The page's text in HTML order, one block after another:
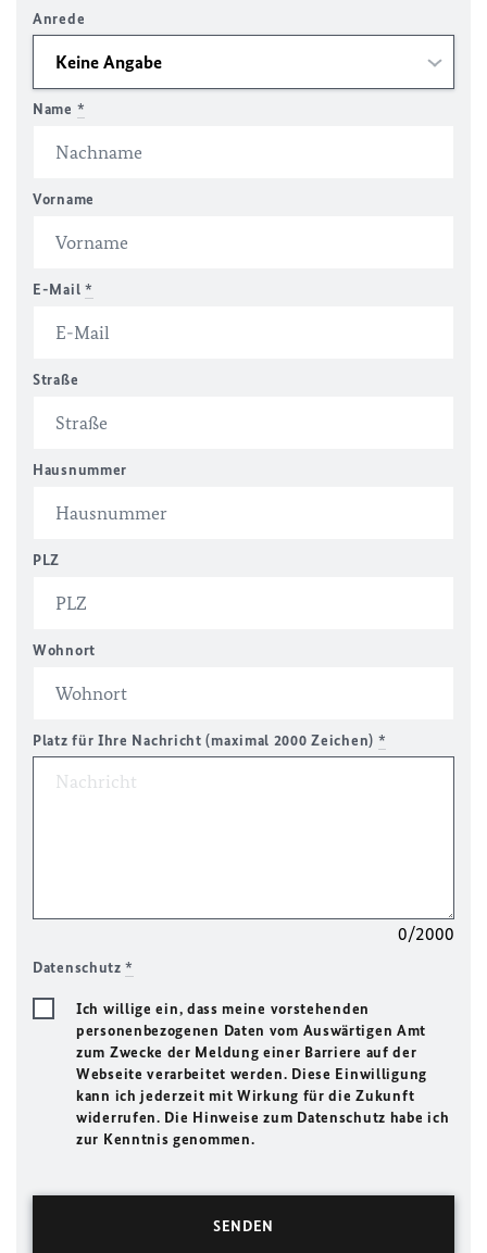
Anrede
Name *
Vorname
E-Mail *
Straße
Hausnummer
PLZ
Wohnort
Platz für Ihre Nachricht (maximal 2000 Zeichen) *
0/2000
Datenschutz*
Ich willige ein, dass meine vorstehenden
personenbezogenen Daten vom Auswärtigen Amt
zum Zwecke der Meldung einer Barriere auf der
Webseite verarbeitet werden. Diese Einwilligung
kann ich jederzeit mit Wirkung für die Zukunft
widerrufen. Die Hinweise zum Datenschutz habe ich
zur Kenntnis genommen.